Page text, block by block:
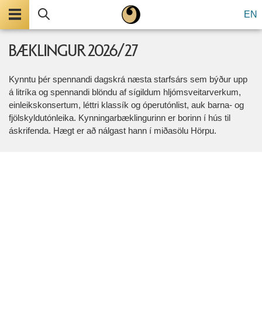
EN
BÆKLINGUR 2026/27
Kynntu þér spennandi dagskrá næsta starfsárs sem býður upp
á litríka og spennandi blöndu af sígildum hljómsveitarverkum,
einleikskonsertum, léttri klassík og óperutónlist, auk barna- og
fjölskyldutónleika. Kynningarbæklingurinn er borinn í hús til
áskrifenda. Hægt er að nálgast hann í miðasölu Hörpu.